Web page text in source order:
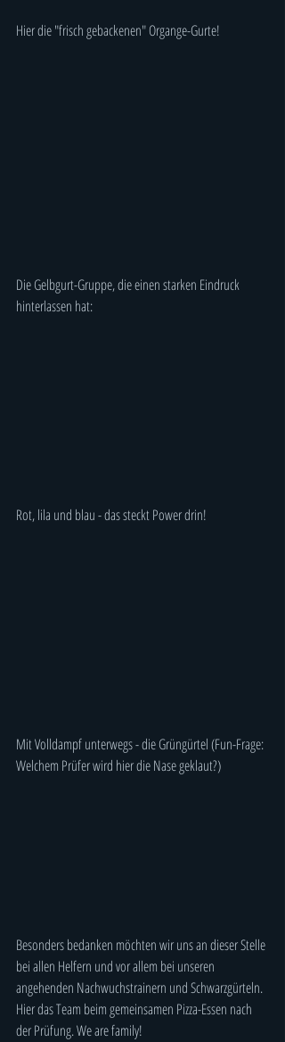
Hier die "frisch gebackenen" Organge-Gurte!
Die Gelbgurt-Gruppe, die einen starken Eindruck
hinterlassen hat:
Rot, lila und blau - das steckt Power drin!
Mit Volldampf unterwegs - die Grüngürtel (Fun-Frage:
Welchem Prüfer wird hier die Nase geklaut?)
Besonders bedanken möchten wir uns an dieser Stelle
bei allen Helfern und vor allem bei unseren
angehenden Nachwuchstrainern und Schwarzgürteln.
Hier das Team beim gemeinsamen Pizza-Essen nach
der Prüfung. We are family!